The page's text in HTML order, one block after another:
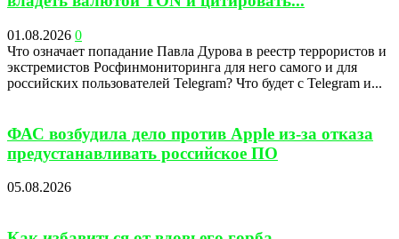
01.08.2026 0
Что означает попадание Павла Дурова в реестр террористов и
экстремистов Росфинмониторинга для него самого и для
российских пользователей Telegram? Что будет с Telegram и...
ФАС возбудила дело против Apple из-за отказа
предустанавливать российское ПО
05.08.2026